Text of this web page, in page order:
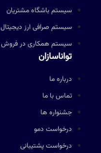
سیستم باشگاه مشتریان
سیستم صرافی ارز دیجیتال
سیستم همکاری در فروش
تواناسازان
درباره ما
تماس با ما
جشنواره ها
درخواست دمو
درخواست پشتیبانی